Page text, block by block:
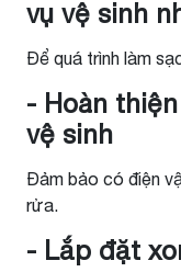
vụ vệ sinh
Để quá trình làm
- Hoàn
vệ sinh
Đảm bảo có điện
rửa.
- Lắp đặt